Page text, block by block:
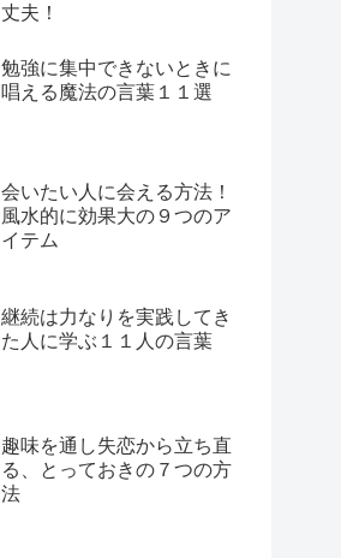
丈夫！
勉強に集中できないときに
唱える魔法の言葉１１選
会いたい人に会える方法！
風水的に効果大の９つのア
イテム
継続は力なりを実践してき
た人に学ぶ１１人の言葉
趣味を通し失恋から立ち直
る、とっておきの７つの方
法